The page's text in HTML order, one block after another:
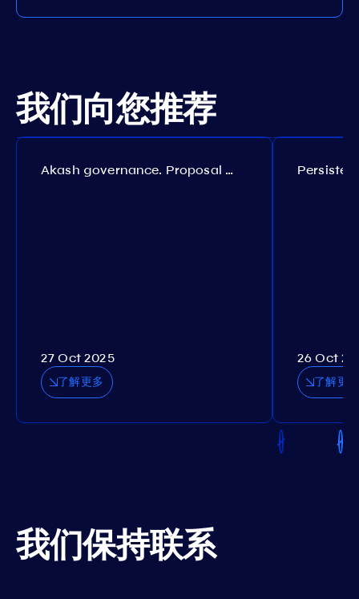
我们向您推荐
Akash governance. Proposal №308
27 Oct 2025
了解更多
26 Oct
了解更
我们保持联系